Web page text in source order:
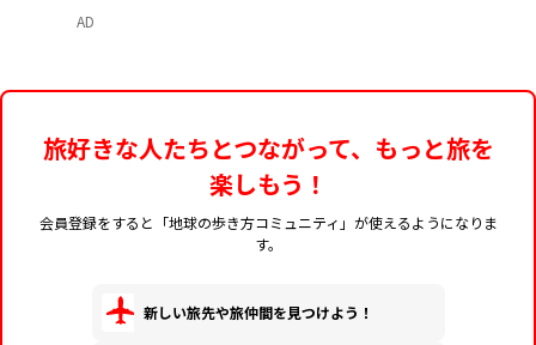
AD
旅好きな人たちとつながって、もっと旅を
楽しもう！
会員登録をすると「地球の歩き方コミュニティ」が使えるようになりま
す。
新しい旅先や旅仲間を見つけよう！